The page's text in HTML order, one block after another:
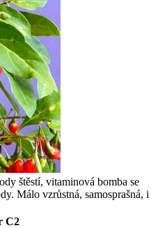
štěstí, vitaminová bomba se
Málo vzrůstná, samosprašná, i
C2